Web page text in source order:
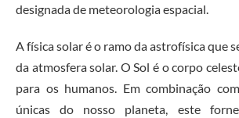
designada de meteorologia espacial.
A física solar é o ramo da astrofísica que
da atmosfera solar. O Sol é o corpo
para os humanos. Em combinação
únicas do nosso planeta, este